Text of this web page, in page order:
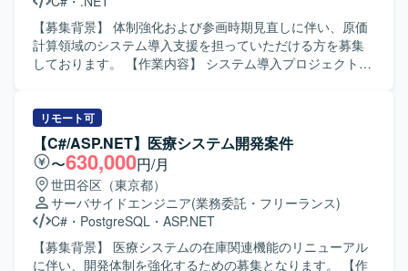
立を意識して開発を進められる方が望ましいです。 【ポジ
ションの魅力】 業務系Webアプリケーション開発におい
て、基本設計から単体テストまで一貫して携わることがで
きるため、上流から下流までの開発経験を積むことができ
す。 【開発環境】 VB.NETおよびASP.NETを用いたWebア
プリケーション開発環境上で、SQLを利用したデータベー
ス連携を行います。
【募集背景】 体制強化および参画時期見直しに伴い、原価
計算領域のシステム導入支援を担っていただける方を募集
しております。 【作業内容】 システム導入プロジェクトに
ける業務支援を中心に対応していただきます。 プロジェク
トリーダーの補佐として、設計内容の整理や関係者との調
整などを行っていただきます。 【求める人物像】 会計や生
産管理の業務を理解しながら、システム導入に主体的に関
わっていただける方を求めております。 リーダー補佐とし
て周囲とコミュニケーションを取りつつ、責任感を持って
業務を推進いただける方を歓迎いたします。 【ポジション
の魅力】 管理会計・原価計算領域に特化した業務知識を活
かしつつ、システム導入プロジェクトの上流工程に関わる
リモート可
【C#/ASP.NET】医療システム開発案件
〜630,000円/月
世田谷区（東京都）
サーバサイドエンジニア(業務委託・フリーランス)
C# ・ PostgreSQL ・ ASP.NET
【募集背景】 医療システムの在庫関連機能のリニューアル
に伴い、開発体制を強化するための募集となります。 【作